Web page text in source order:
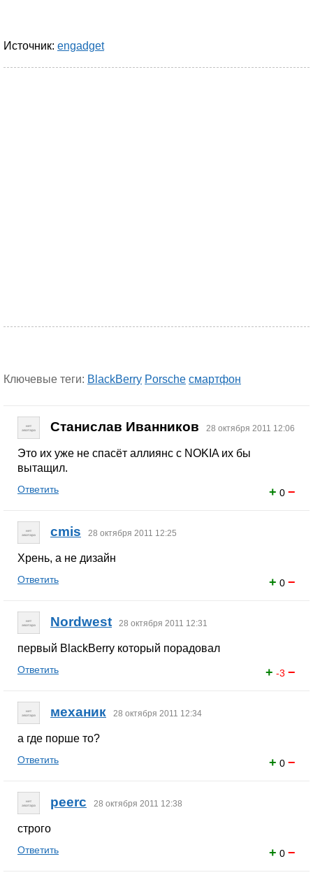
Источник: engadget
Ключевые теги: BlackBerry Porsche смартфон
Станислав Иванников 28 октября 2011 12:06
Это их уже не спасёт аллиянс с NOKIA их бы
вытащил.
+ 0 −
Ответить
cmis 28 октября 2011 12:25
Хрень, а не дизайн
+ 0 −
Ответить
Nordwest 28 октября 2011 12:31
первый BlackBerry который порадовал
+ -3 −
Ответить
механик 28 октября 2011 12:34
а где порше то?
+ 0 −
Ответить
peerc 28 октября 2011 12:38
строго
+ 0 −
Ответить